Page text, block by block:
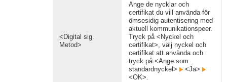
<Digital sig.
Metod>
Ange de nycklar och
certifikat du vill använda för
ömsesidig autentisering med
aktuell kommunikationspeer.
Tryck på <Nyckel och
certifikat>, välj nyckel och
certifikat att använda och
tryck på <Ange som
standardnyckel>
<Ja>
<OK>.